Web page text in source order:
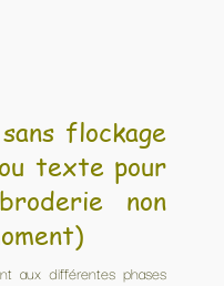
flockage
texte pour
non
aux différentes phases